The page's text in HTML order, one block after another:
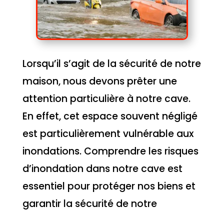
Lorsqu’il s’agit de la sécurité de notre
maison, nous devons prêter une
attention particulière à notre cave.
En effet, cet espace souvent négligé
est particulièrement vulnérable aux
inondations. Comprendre les risques
d’inondation dans notre cave est
essentiel pour protéger nos biens et
garantir la sécurité de notre